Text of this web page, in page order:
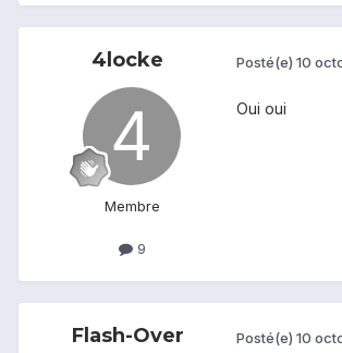
4locke
Membre
9
Posté(e) 10
Oui oui
Flash-Over Posté(e) 10